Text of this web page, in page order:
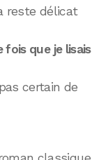
reste délicat
fois que je lisais
certain de